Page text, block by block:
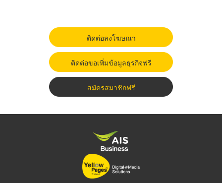
ติดต่อลงโฆษณา
ติดต่อขอเพิ่มข้อมูลธุรกิจฟรี
สมัครสมาชิกฟรี